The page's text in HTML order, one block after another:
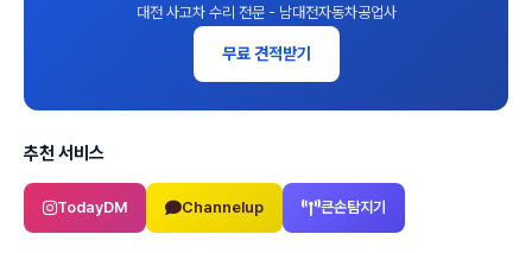
대전 사고차 수리 전문 - 남대전자동차공업사
무료 견적받기
추천 서비스
TodayDM Channelup 큰손탐지기